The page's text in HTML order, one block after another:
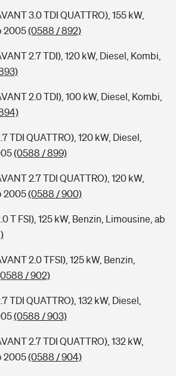
3.0 TDI QUATTRO), 155 kW,
2005(0588 / 892)
2.7 TDI), 120 kW, Diesel, Kombi,
2.0 TDI), 100 kW, Diesel, Kombi,
TDI QUATTRO), 120 kW, Diesel,
(0588 / 899)
2.7 TDI QUATTRO), 120 kW,
2005(0588 / 900)
T FSI), 125 kW, Benzin, Limousine, ab
2.0 TFSI), 125 kW, Benzin,
/ 902)
TDI QUATTRO), 132 kW, Diesel,
(0588 / 903)
2.7 TDI QUATTRO), 132 kW,
2005(0588 / 904)